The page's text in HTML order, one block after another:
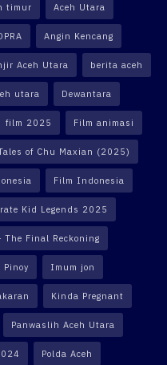
timur Aceh Utara
Angin Kencang
Aceh Utara berita aceh
utara Dewantara
film 2025 Film animasi
of Chu Maxian (2025)
Film Indonesia
Kid Legends 2025
Final Reckoning
Pinoy Imum jon
Kinda Pregnant
Panwaslih Aceh Utara
Polda Aceh